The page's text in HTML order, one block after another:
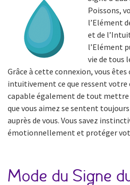
Poissons,
l’Elément
et de
l’Elément
vie de tous
Grâce à cette connexion, vous
intuitivement ce que ressent votre
capable également de tout mettre
que vous aimez se sentent
auprès de vous. Vous savez
émotionnellement et protéger
Mode du Signe